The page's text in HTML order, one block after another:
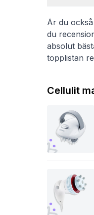
Är du
du
absolut
topplistan
Cellulit